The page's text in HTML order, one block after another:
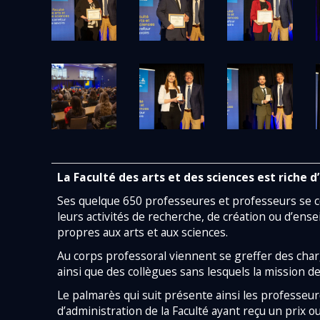
La Faculté des arts et des sciences est riche
Ses quelque 650 professeures et professeurs se
leurs activités de recherche, de création ou
propres aux arts et aux sciences.
Au corps professoral viennent se greffer des
ainsi que des collègues sans lesquels la mission
Le palmarès qui suit présente ainsi les
d’administration de la Faculté ayant reçu un prix